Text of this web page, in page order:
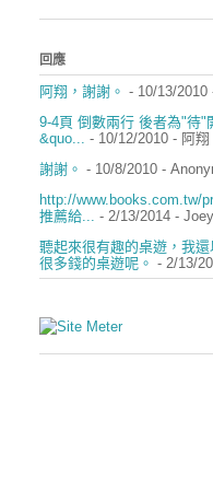
回應
阿翔，謝謝。 - 10/13/2010
9-4頁 倒數兩行 後者為"待"
&quo...
- 10/12/2010 - 阿翔
謝謝。 - 10/8/2010 -
http://www.books.com.tw/
推薦給...
- 2/13/2014 - Joey
聽起來很有趣的桌遊，我
很多錢的桌遊呢。 - 2/13/